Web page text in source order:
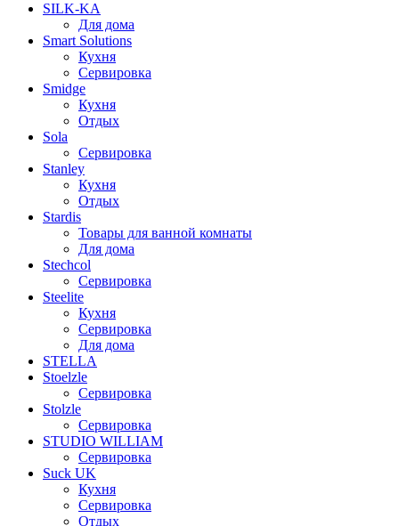
SILK-KA
Для дома
Smart Solutions
Кухня
Сервировка
Smidge
Кухня
Отдых
Sola
Сервировка
Stanley
Кухня
Отдых
Stardis
Товары для ванной комнаты
Для дома
Stechcol
Сервировка
Steelite
Кухня
Сервировка
Для дома
STELLA
Stoelzle
Сервировка
Stolzle
Сервировка
STUDIO WILLIAM
Сервировка
Suck UK
Кухня
Сервировка
Отдых